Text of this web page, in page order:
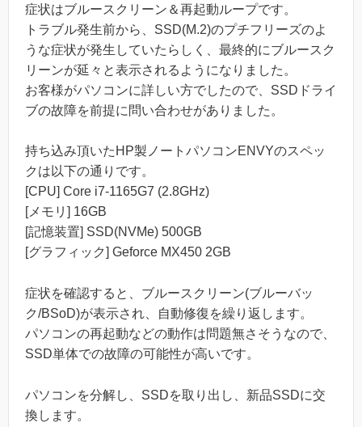
症状はブルースクリーン＆再起動ループです。
トラブル発生前から、SSD(M.2)のプチフリーズのよ
うな症状が発生していたらしく、最終的にブルースク
リーンが延々と表示されるようになりました。
お客様がパソコンに詳しい方でしたので、SSDドライ
ブの故障を前提に問い合わせがありました。
持ち込み頂いたHP製ノートパソコンENVYのスペッ
クは以下の通りです。
[CPU] Core i7-1165G7 (2.8GHz)
[メモリ] 16GB
[記憶装置] SSD(NVMe) 500GB
[グラフィック] Geforce MX450 2GB
症状を確認すると、ブルースクリーン(ブルーバッ
ク/BSoD)が表示され、自動修復を繰り返します。
パソコンの再起動などの動作は問題無さそうなので、
SSD単体での故障の可能性が高いです。
パソコンを分解し、SSDを取り出し、新品SSDに交
換します。